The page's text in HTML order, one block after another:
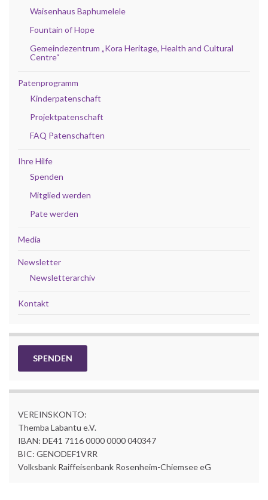
Waisenhaus Baphumelele
Fountain of Hope
Gemeindezentrum „Kora Heritage, Health and Cultural
Centre“
Patenprogramm
Kinderpatenschaft
Projektpatenschaft
FAQ Patenschaften
Ihre Hilfe
Spenden
Mitglied werden
Pate werden
Media
Newsletter
Newsletterarchiv
Kontakt
SPENDEN
VEREINSKONTO:
Themba Labantu e.V.
IBAN: DE41 7116 0000 0000 040347
BIC: GENODEF1VRR
Volksbank Raiffeisenbank Rosenheim-Chiemsee eG